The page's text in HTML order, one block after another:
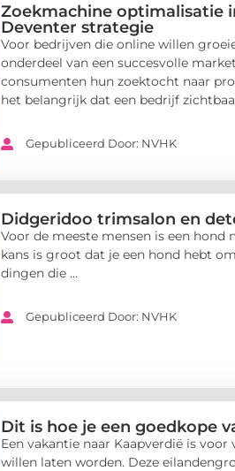
Zoekmachine optimalisatie
Deventer strategie
Voor bedrijven die online willen
onderdeel van een succesvolle
consumenten hun zoektocht naar
het belangrijk dat een bedrijf
Gepubliceerd Door: NVHK
Didgeridoo trimsalon en
Voor de meeste mensen is een hond
kans is groot dat je een hond hebt
dingen die ...
Gepubliceerd Door: NVHK
Dit is hoe je een goedkope
Een vakantie naar Kaapverdië is
willen laten worden. Deze